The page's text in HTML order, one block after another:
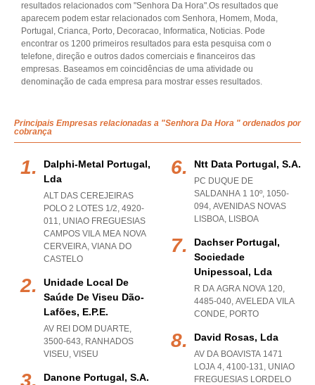
resultados relacionados com "Senhora Da Hora".Os resultados que
aparecem podem estar relacionados com Senhora, Homem, Moda,
Portugal, Crianca, Porto, Decoracao, Informatica, Noticias. Pode
encontrar os 1200 primeiros resultados para esta pesquisa com o
telefone, direção e outros dados comerciais e financeiros das
empresas. Baseamos em coincidências de uma atividade ou
denominação de cada empresa para mostrar esses resultados.
Principais Empresas relacionadas a "Senhora Da Hora " ordenados por
cobrança
Dalphi-Metal Portugal,
Lda
ALT DAS CEREJEIRAS
POLO 2 LOTES 1/2, 4920-
011, UNIAO FREGUESIAS
CAMPOS VILA MEA NOVA
CERVEIRA, VIANA DO
CASTELO
Unidade Local De
Saúde De Viseu Dão-
Lafões, E.p.e.
AV REI DOM DUARTE,
3500-643, RANHADOS
VISEU, VISEU
Danone Portugal, S.a.
Ntt Data Portugal, S.a.
PC DUQUE DE
SALDANHA 1 10º, 1050-
094, AVENIDAS NOVAS
LISBOA, LISBOA
Dachser Portugal,
Sociedade
Unipessoal, Lda
R DA AGRA NOVA 120,
4485-040, AVELEDA VILA
CONDE, PORTO
David Rosas, Lda
AV DA BOAVISTA 1471
LOJA 4, 4100-131, UNIAO
FREGUESIAS LORDELO